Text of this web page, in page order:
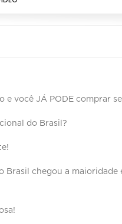
você JÁ PODE comprar
do Brasil?
chegou a maioridade